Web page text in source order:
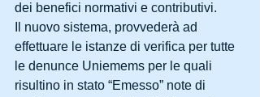
dei benefici normativi e contributivi.
Il nuovo sistema, provvederà ad
effettuare le istanze di verifica per tutte
le denunce Uniemems per le quali
risultino in stato “Emesso” note di